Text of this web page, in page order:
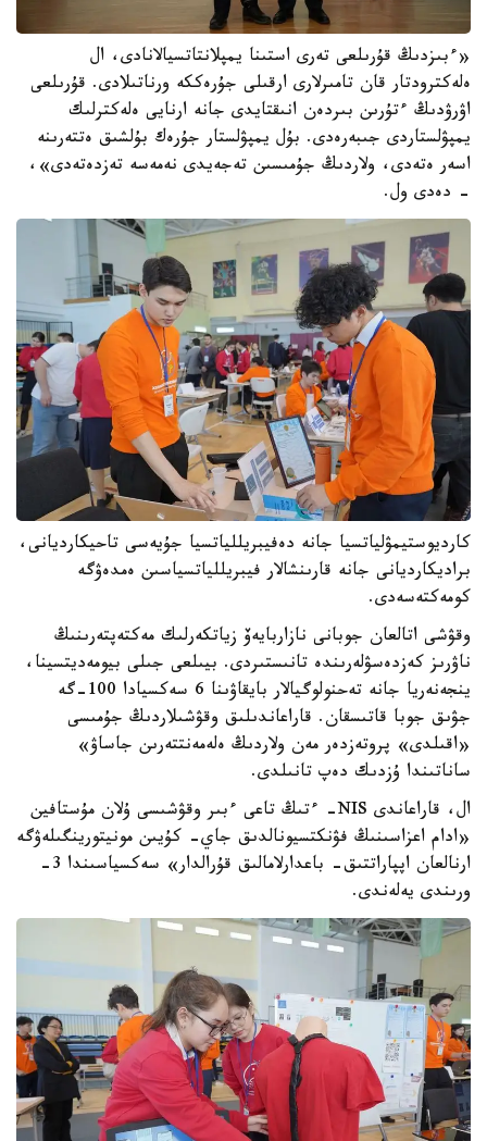
«ءبىزدىڭ قۇرىلعى تەرى استىنا يمپلانتاتسيالانادى، ال
ەلەكترودتار قان تامىرلارى ارقىلى جۇرەككە ورناتىلادى. قۇرىلعى
اۋرۋدىڭ ءتۇرىن بىردەن انىقتايدى جانە ارنايى ەلەكترلىك
يمپۋلستاردى جىبەرەدى. بۇل يمپۋلستار جۇرەك بۇلشىق ەتتەرىنە
اسەر ەتەدى، ولاردىڭ جۇمىسىن تەجەيدى نەمەسە تەزدەتەدى»،
- دەدى ول.
كارديوستيمۋلياتسيا جانە دەفيبريللياتسيا جۇيەسى تاحيكارديانى،
براديكارديانى جانە قارىنشالار فيبريللياتسياسىن ەمدەۋگە
كومەكتەسەدى.
وقۋشى اتالعان جوبانى نازاربايەۆ زياتكەرلىك مەكتەپتەرىنىڭ
ناۋرىز كەزدەسۋلەرىندە تانىستىردى. بيىلعى جىلى بيومەديتسينا،
ينجەنەريا جانە تەحنولوگيالار بايقاۋىنا 6 سەكسيادا 100-گە
جۋىق جوبا قاتىسقان. قاراعاندىلىق وقۋشىلاردىڭ جۇمىسى
«اقىلدى» پروتەزدەر مەن ولاردىڭ ەلەمەنتتەرىن جاساۋ»
ساناتىندا ۇزدىك دەپ تانىلدى.
ال، قاراعاندى NIS- ءتىڭ تاعى ءبىر وقۋشىسى ۇلان مۇستافين
«ادام اعزاسىنىڭ فۋنكتسيونالدىق جاي- كۇيىن مونيتورينگىلەۋگە
ارنالعان اپپاراتتىق- باعدارلامالىق قۇرالدار» سەكسياسىندا 3-
ورىندى يەلەندى.